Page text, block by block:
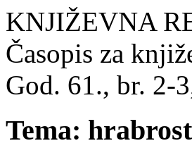
KNJIŽEVNA
Časopis za
God. 61., br. 2-
Tema: hrabrost